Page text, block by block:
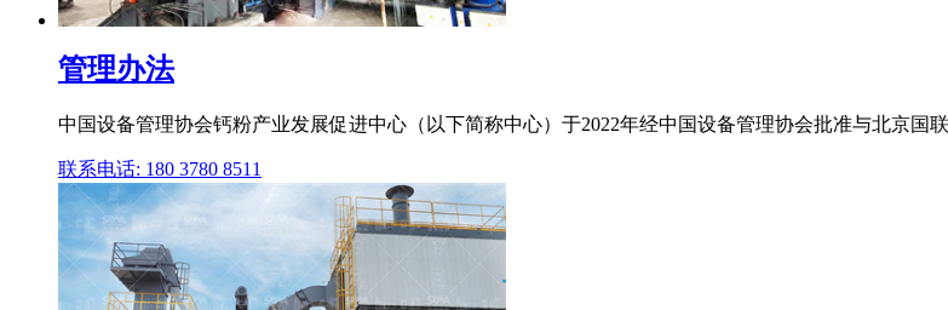
管理办法
中国设备管理协会钙粉产业发展促进中心（以下简称中心）于2022年经中国设备管理协会批准与北京
联系电话: 180 3780 8511